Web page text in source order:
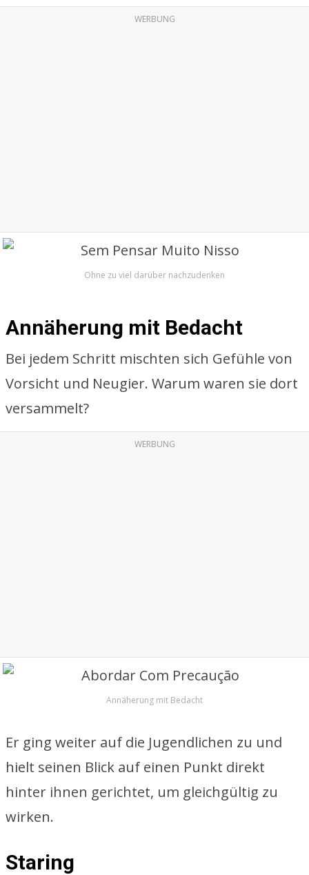
WERBUNG
Ohne zu viel darüber nachzudenken
Annäherung mit Bedacht
Bei jedem Schritt mischten sich Gefühle von
Vorsicht und Neugier. Warum waren sie dort
versammelt?
WERBUNG
Annäherung mit Bedacht
Er ging weiter auf die Jugendlichen zu und
hielt seinen Blick auf einen Punkt direkt
hinter ihnen gerichtet, um gleichgültig zu
wirken.
Staring